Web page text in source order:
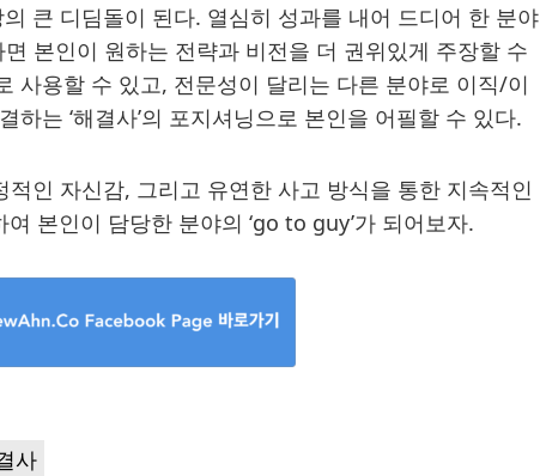
큰 디딤돌이 된다. 열심히 성과를 내어 드디어 한 분야
본인이 원하는 전략과 비전을 더 권위있게 주장할 수
사용할 수 있고, 전문성이 달리는 다른 분야로 이직/이
하는 ‘해결사’의 포지셔닝으로 본인을 어필할 수 있다.
인 자신감, 그리고 유연한 사고 방식을 통한 지속적인
본인이 담당한 분야의 ‘go to guy’가 되어보자.
사